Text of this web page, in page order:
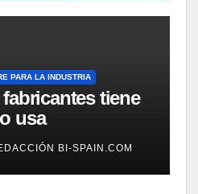
PARA LA INDUSTRIA
tiene
usa
segúnBI-SPAIN.COM